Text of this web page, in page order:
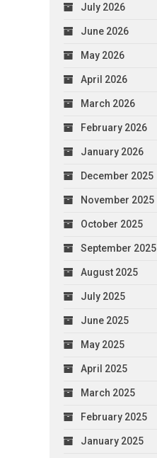
July 2026
June 2026
May 2026
April 2026
March 2026
February 2026
January 2026
December 2025
November 2025
October 2025
September 2025
August 2025
July 2025
June 2025
May 2025
April 2025
March 2025
February 2025
January 2025